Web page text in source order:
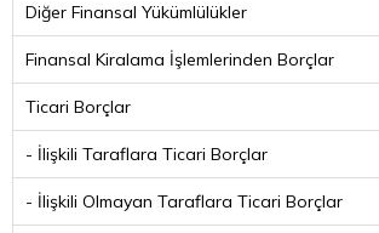
Diğer Finansal Yükümlülükler
Finansal Kiralama İşlemlerinden Borçlar
Ticari Borçlar
- İlişkili Taraflara Ticari Borçlar
- İlişkili Olmayan Taraflara Ticari Borçlar